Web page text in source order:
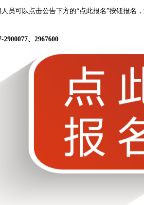
人员可以点击公告下方的“点此报名”按钮报名
2900077、2967600